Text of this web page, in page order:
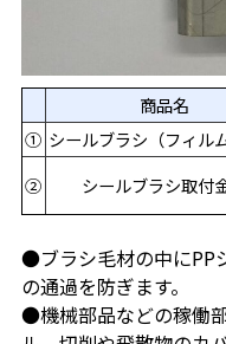
商品名
① シールブラシ（フィル
②
シールブラシ取付
●ブラシ毛材の中にPP
の通過を防ぎます。
●機械部品などの稼働